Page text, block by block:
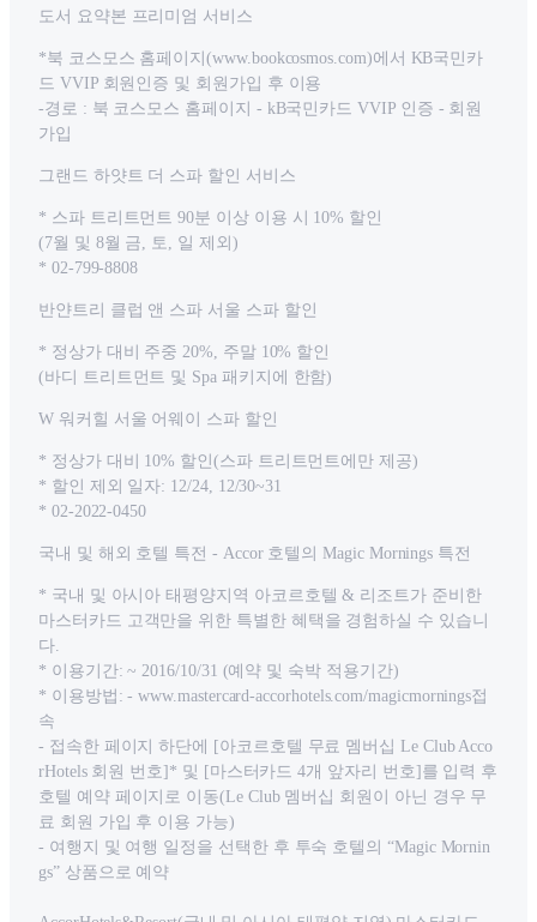
도서 요약본 프리미엄 서비스
*북 코스모스 홈페이지(www.bookcosmos.com)에서 KB국민카
드 VVIP 회원인증 및 회원가입 후 이용
-경로 : 북 코스모스 홈페이지 - kB국민카드 VVIP 인증 - 회원
가입
그랜드 하얏트 더 스파 할인 서비스
* 스파 트리트먼트 90분 이상 이용 시 10% 할인
(7월 및 8월 금, 토, 일 제외)
* 02-799-8808
반얀트리 클럽 앤 스파 서울 스파 할인
* 정상가 대비 주중 20%, 주말 10% 할인
(바디 트리트먼트 및 Spa 패키지에 한함)
W 워커힐 서울 어웨이 스파 할인
* 정상가 대비 10% 할인(스파 트리트먼트에만 제공)
* 할인 제외 일자: 12/24, 12/30~31
* 02-2022-0450
국내 및 해외 호텔 특전 - Accor 호텔의 Magic Mornings 특전
* 국내 및 아시아 태평양지역 아코르호텔 & 리조트가 준비한
마스터카드 고객만을 위한 특별한 혜택을 경험하실 수 있습니
다.
* 이용기간: ~ 2016/10/31 (예약 및 숙박 적용기간)
* 이용방법: - www.mastercard-accorhotels.com/magicmornings접
속
- 접속한 페이지 하단에 [아코르호텔 무료 멤버십 Le Club Acco
rHotels 회원 번호]* 및 [마스터카드 4개 앞자리 번호]를 입력 후
호텔 예약 페이지로 이동(Le Club 멤버십 회원이 아닌 경우 무
료 회원 가입 후 이용 가능)
- 여행지 및 여행 일정을 선택한 후 투숙 호텔의 “Magic Mornin
gs” 상품으로 예약